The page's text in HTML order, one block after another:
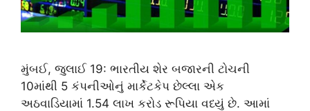
મુંબઈ, જુલાઈ 19: ભારતીય શેર બજારની ટોચની
10માંથી 5 કંપનીઓનું માર્કેટકેપ છેલ્લા એક
અઠવાડિયામાં 1.54 લાખ કરોડ રૂપિયા વધ્યું છે. આમાં